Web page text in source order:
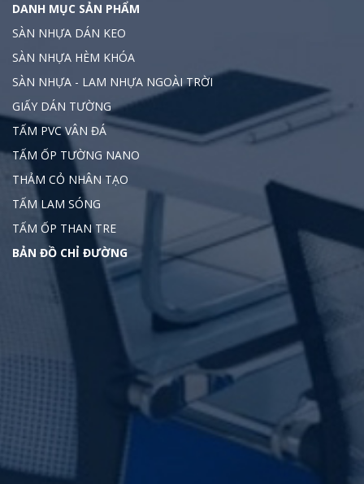
DANH MỤC SẢN PHẨM
SÀN NHỰA DÁN KEO
SÀN NHỰA HÈM KHÓA
SÀN NHỰA - LAM NHỰA NGOÀI TRỜI
GIẤY DÁN TƯỜNG
TẤM PVC VÂN ĐÁ
TẤM ỐP TƯỜNG NANO
THẢM CỎ NHÂN TẠO
TẤM LAM SÓNG
TẤM ỐP THAN TRE
BẢN ĐỒ CHỈ ĐƯỜNG